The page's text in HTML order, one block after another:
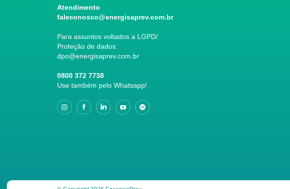
Atendimento
faleconosco@energisaprev.com.br
Para assuntos voltados a LGPD/
Proteção de dados:
dpo@energisaprev.com.br
0800 372 7738
Use também pelo Whatsapp!